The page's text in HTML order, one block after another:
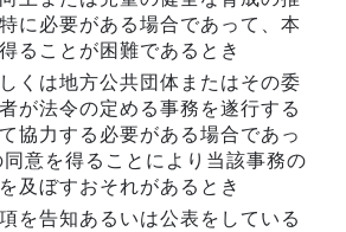
に必要がある場合であって、本
ることが困難であるとき
くは地方公共団体またはその委
が法令の定める事務を遂行する
協力する必要がある場合であっ
意を得ることにより当該事務の
及ぼすおそれがあるとき
を告知あるいは公表をしている